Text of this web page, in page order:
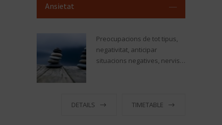
Ansietat
Preocupacions de tot tipus,
negativitat, anticipar
situacions negatives, nervis…
TIMETABLE
DETAILS